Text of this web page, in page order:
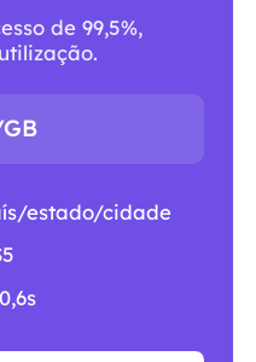
de 99,5%,
estado/cidade